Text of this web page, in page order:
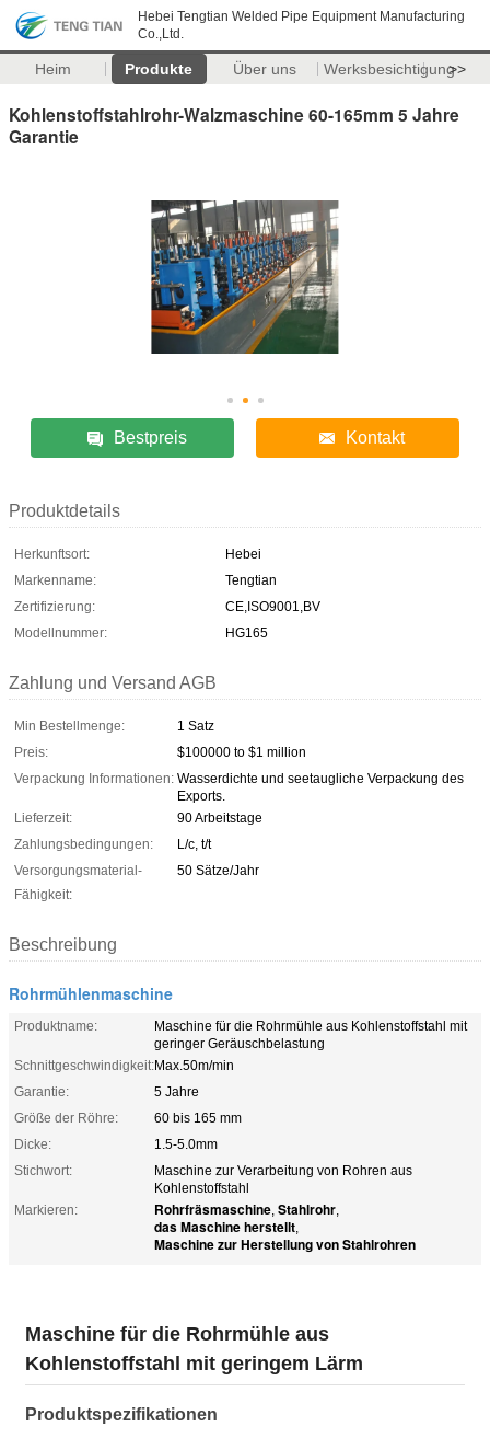
Hebei Tengtian Welded Pipe Equipment Manufacturing
Co.,Ltd.
Heim Produkte Über uns Werksbesichtigung>>
Kohlenstoffstahlrohr-Walzmaschine 60-165mm 5 Jahre
Garantie
Bestpreis Kontakt
Produktdetails
Herkunftsort:
Hebei
Markenname:
Tengtian
Zertifizierung:
CE,ISO9001,BV
Modellnummer:
HG165
Zahlung und Versand AGB
Min Bestellmenge:
1 Satz
Preis:
$100000 to $1 million
Verpackung Informationen: Wasserdichte und seetaugliche Verpackung des
Exports.
Lieferzeit:
90 Arbeitstage
Zahlungsbedingungen:
L/c, t/t
Versorgungsmaterial-
Fähigkeit:
50 Sätze/Jahr
Beschreibung
Rohrmühlenmaschine
Produktname:
Maschine für die Rohrmühle aus Kohlenstoffstahl mit
geringer Geräuschbelastung
Schnittgeschwindigkeit:Max.50m/min
Garantie:
5 Jahre
Größe der Röhre:
60 bis 165 mm
Dicke:
1.5-5.0mm
Stichwort:
Maschine zur Verarbeitung von Rohren aus
Kohlenstoffstahl
Markieren:
Rohrfräsmaschine, Stahlrohr,
das Maschine herstellt,
Maschine zur Herstellung von Stahlrohren
Maschine für die Rohrmühle aus
Kohlenstoffstahl mit geringem Lärm
Produktspezifikationen